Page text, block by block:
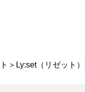
＞Ly:set（リゼット）